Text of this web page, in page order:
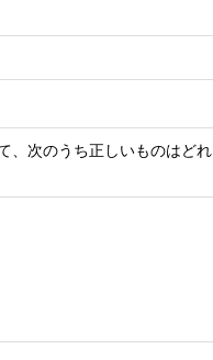
、次のうち正しいものはどれ